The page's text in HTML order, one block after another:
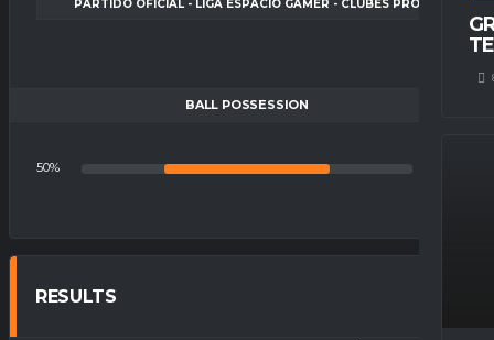
PARTIDO OFICIAL - LIGA ESPACIO GAMER - CLUBES PRO
BALL POSSESSION
50%
RESULTS